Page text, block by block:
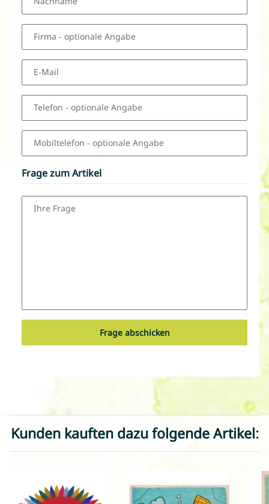
Firma - optionale Angabe
E-Mail
Telefon - optionale Angabe
Mobiltelefon - optionale Angabe
Frage zum Artikel
Ihre Frage
Frage abschicken
Kunden kauften dazu folgende Artikel: